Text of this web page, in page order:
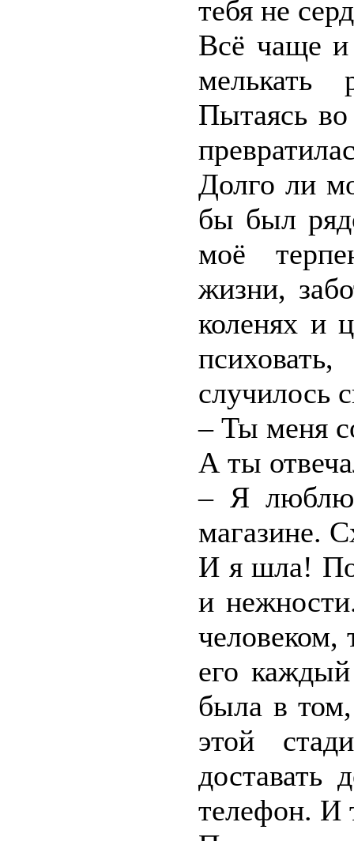
тебя не
Всё чаще и
мелькать
Пытаясь во
Долго ли
бы был
моё
жизни,
коленях и
случилось
– Ты меня
А ты
– Я люблю
магазине.
И я шла!
и
человеком,
его
была в
этой
доставать
телефон. И